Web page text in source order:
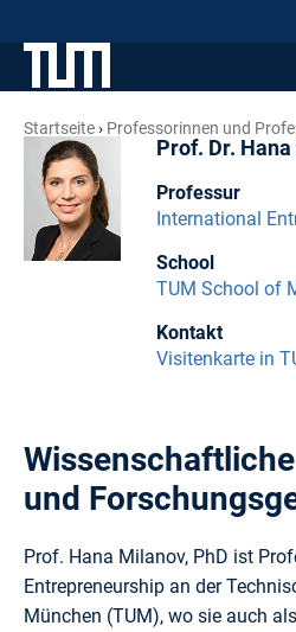
Startseite Professorinnen und
Prof. Dr.
Professur
International
School
TUM School of
Kontakt
Visitenkarte in
und
Prof. Hana Milanov, PhD ist
Entrepreneurship an der
München (TUM), wo sie auch